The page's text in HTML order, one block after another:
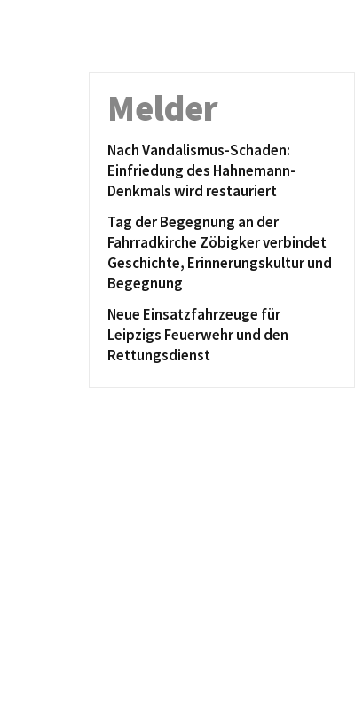
Melder
Nach Vandalismus-Schaden:
Einfriedung des Hahnemann-
Denkmals wird restauriert
Tag der Begegnung an der
Fahrradkirche Zöbigker verbindet
Geschichte, Erinnerungskultur und
Begegnung
Neue Einsatzfahrzeuge für
Leipzigs Feuerwehr und den
Rettungsdienst